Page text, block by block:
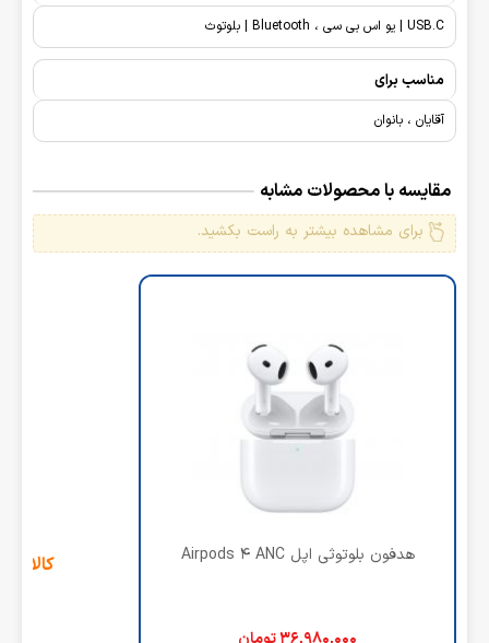
USB.C | یو اس بی سی ، Bluetooth | بلوتوث
مناسب برای
آقایان ، بانوان
مقایسه با محصولات مشابه
برای مشاهده بیشتر به راست بکشید.
هدفون بلوتوثی اپل Airpods 4 ANC کالای